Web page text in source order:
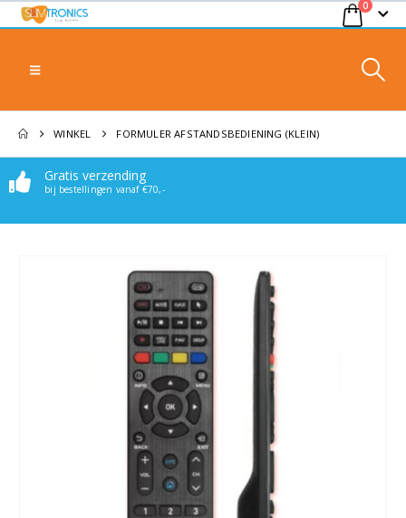
0
WINKEL FORMULER AFSTANDSBEDIENING (KLEIN)
Gratis verzending
bij bestellingen vanaf €70,-